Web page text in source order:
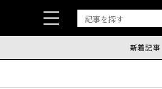
新着記事